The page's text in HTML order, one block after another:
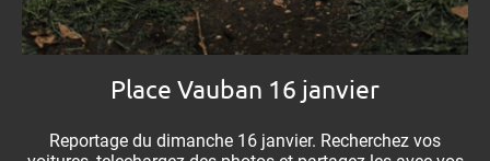
Place Vauban 16 janvier
Reportage du dimanche 16 janvier. Recherchez vos